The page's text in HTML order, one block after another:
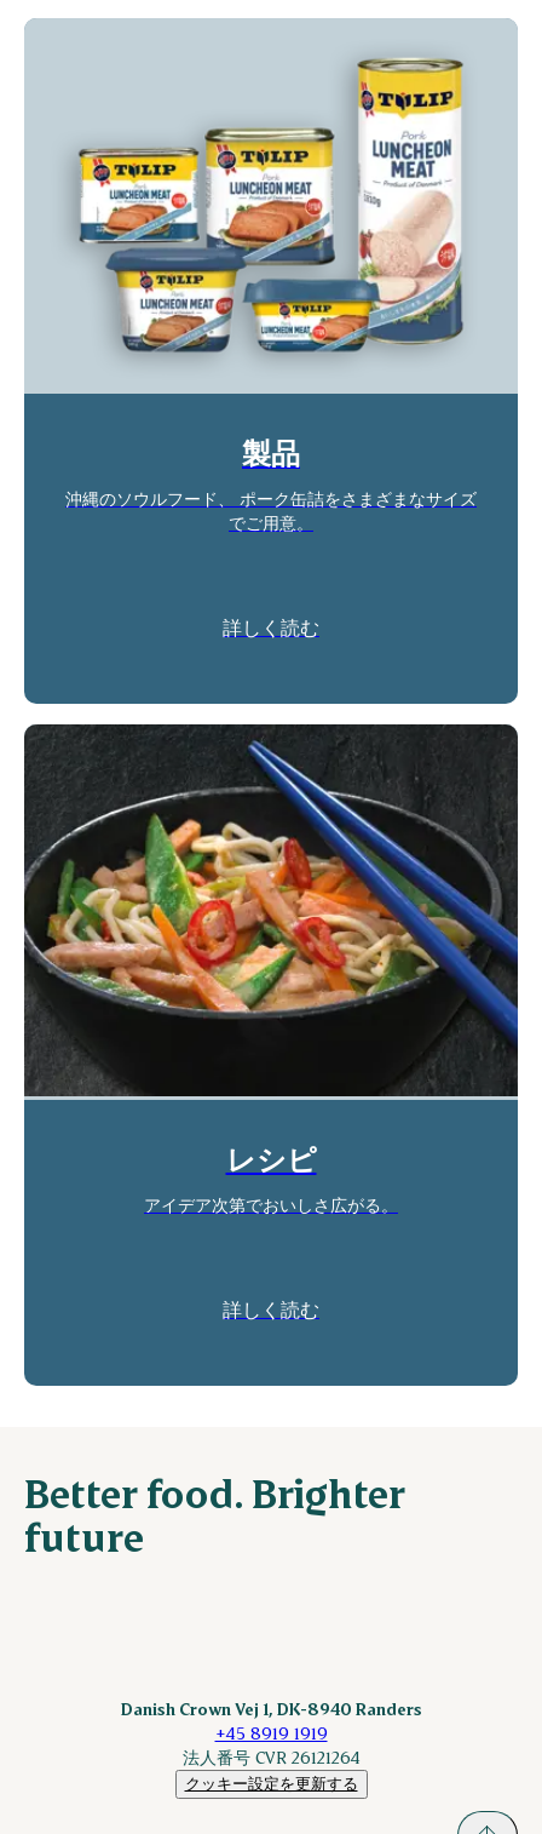
製品
沖縄のソウルフード、 ポーク缶詰をさまざまなサイズ
でご用意。
詳しく読む
レシピ
アイデア次第でおいしさ広がる。
詳しく読む
Better food. Brighter
future
Danish Crown Vej 1, DK-8940 Randers
+45 8919 1919
法人番号 CVR 26121264
クッキー設定を更新する